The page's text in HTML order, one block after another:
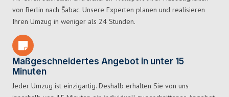
von Berlin nach Šabac. Unsere Experten planen und realisieren
Ihren Umzug in weniger als 24 Stunden.
Maßgeschneidertes Angebot in unter 15
Minuten
Jeder Umzug ist einzigartig. Deshalb erhalten Sie von uns